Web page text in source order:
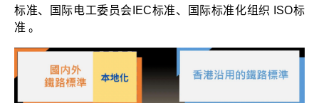
标准、国际电工委员会IEC标准、国际标准化组织 ISO标
准 。